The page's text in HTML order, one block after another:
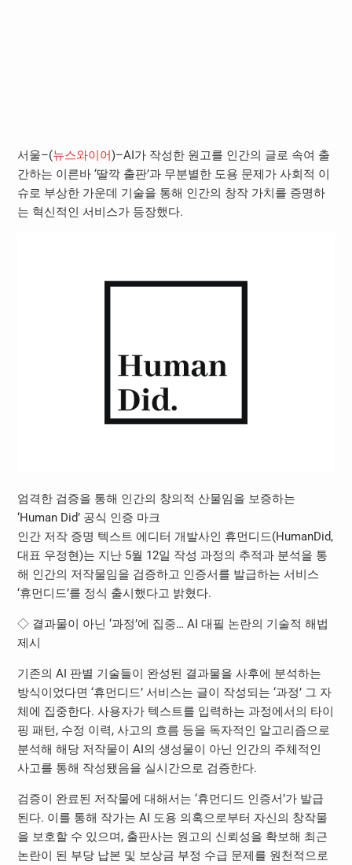
서울–(뉴스와이어)–AI가 작성한 원고를 인간의 글로 속여 출
간하는 이른바 ‘딸깍 출판’과 무분별한 도용 문제가 사회적 이
슈로 부상한 가운데 기술을 통해 인간의 창작 가치를 증명하
는 혁신적인 서비스가 등장했다.
엄격한 검증을 통해 인간의 창의적 산물임을 보증하는
‘Human Did’ 공식 인증 마크
인간 저작 증명 텍스트 에디터 개발사인 휴먼디드(HumanDid,
대표 우정현)는 지난 5월 12일 작성 과정의 추적과 분석을 통
해 인간의 저작물임을 검증하고 인증서를 발급하는 서비스
‘휴먼디드’를 정식 출시했다고 밝혔다.
◇ 결과물이 아닌 ‘과정’에 집중… AI 대필 논란의 기술적 해법
제시
기존의 AI 판별 기술들이 완성된 결과물을 사후에 분석하는
방식이었다면 ‘휴먼디드’ 서비스는 글이 작성되는 ‘과정’ 그 자
체에 집중한다. 사용자가 텍스트를 입력하는 과정에서의 타이
핑 패턴, 수정 이력, 사고의 흐름 등을 독자적인 알고리즘으로
분석해 해당 저작물이 AI의 생성물이 아닌 인간의 주체적인
사고를 통해 작성됐음을 실시간으로 검증한다.
검증이 완료된 저작물에 대해서는 ‘휴먼디드 인증서’가 발급
된다. 이를 통해 작가는 AI 도용 의혹으로부터 자신의 창작물
을 보호할 수 있으며, 출판사는 원고의 신뢰성을 확보해 최근
논란이 된 부당 납본 및 보상금 부정 수급 문제를 원천적으로